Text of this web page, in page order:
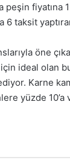
fiyatına
6 taksit
öne
ideal olan
Karne
yüzde